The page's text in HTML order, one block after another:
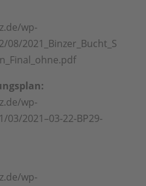
wp-
2021_Binzer_Bucht_S
wp-
2021–03-22-BP29-
wp-